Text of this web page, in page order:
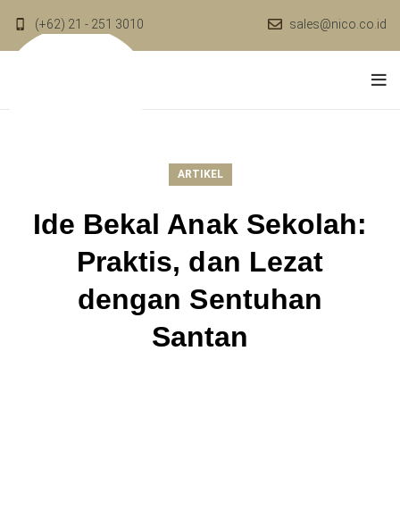
(+62) 21 - 251 3010 sales@nico.co.id
ARTIKEL
Ide Bekal Anak Sekolah:
Praktis, dan Lezat
dengan Sentuhan
Santan